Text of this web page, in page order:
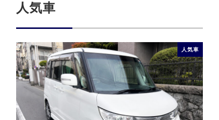
人気車
人気車